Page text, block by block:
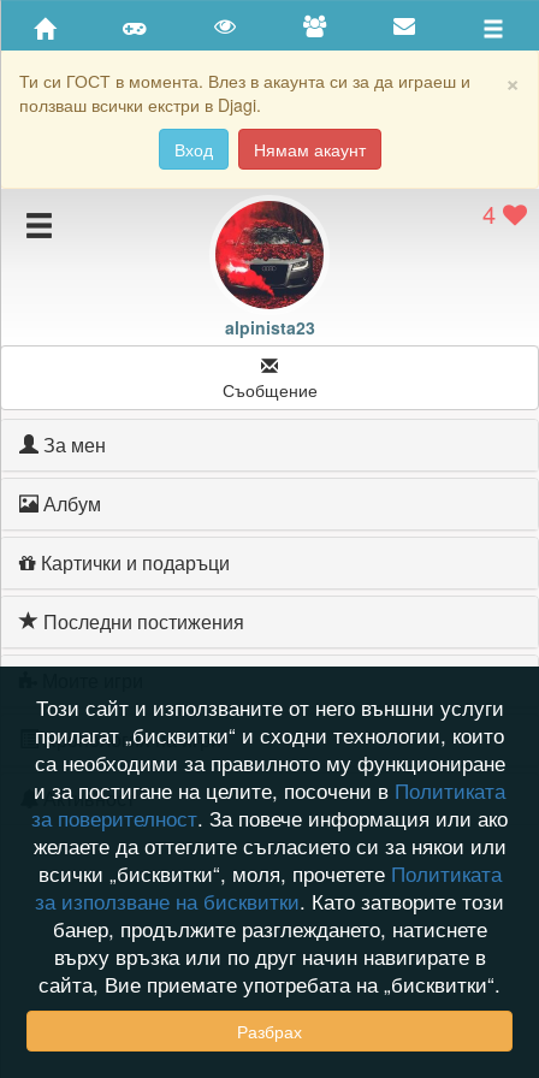
×
Ти си ГОСТ в момента. Влез в акаунта си за да играеш и
ползваш всички екстри в Djagi.
Вход
Нямам акаунт
Приятели
Хронология на игри
Подаръците на alpinista23
Картичките на alpinista23
4
alpinista23
Съобщение
За мен
Албум
Картички и подаръци
Последни постижения
Хронология на игри
Активност
Този сайт и използваните от него външни услуги
прилагат „бисквитки“ и сходни технологии, които
са необходими за правилното му функциониране
и за постигане на целите, посочени в Политиката
за поверителност. За повече информация или ако
желаете да оттеглите съгласието си за някои или
всички „бисквитки“, моля, прочетете Политиката
за използване на бисквитки. Като затворите този
банер, продължите разглеждането, натиснете
върху връзка или по друг начин навигирате в
сайта, Вие приемате употребата на „бисквитки“.
Разбрах